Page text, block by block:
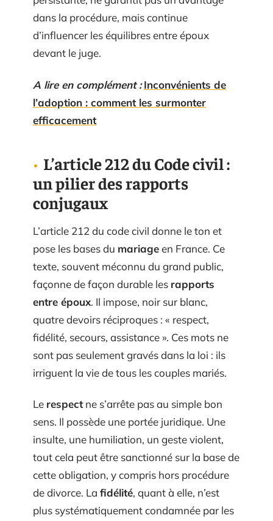
dans la procédure, mais continue
d’influencer les équilibres entre époux
devant le juge.
A lire en complément : Inconvénients de
l’adoption : comment les surmonter
efficacement
L’article 212 du Code civil :
un pilier des rapports
conjugaux
L’article 212 du code civil donne le ton et
pose les bases du mariageen France. Ce
texte, souvent méconnu du grand public,
façonne de façon durable les rapports
entre époux. Il impose, noir sur blanc,
quatre devoirs réciproques : « respect,
fidélité, secours, assistance ». Ces mots ne
sont pas seulement gravés dans la loi : ils
irriguent la vie de tous les couples mariés.
Le respectne s’arrête pas au simple bon
sens. Il possède une portée juridique. Une
insulte, une humiliation, un geste violent,
tout cela peut être sanctionné sur la base de
cette obligation, y compris hors procédure
de divorce. La fidélité, quant à elle, n’est
plus systématiquement condamnée par les